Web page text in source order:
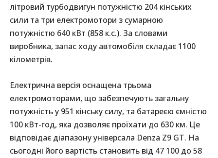
літровий турбодвигун потужністю 204 кінських
сили та три електромотори з сумарною
потужністю 640 кВт (858 к.с.). За словами
виробника, запас ходу автомобіля складає 1100
кілометрів.
Електрична версія оснащена трьома
електромоторами, що забезпечують загальну
потужність у 951 кінську силу, та батареєю ємністю
100 кВт-год, яка дозволяє проїхати до 630 км. Це
відповідає діапазону універсала Denza Z9 GT. На
сьогодні його вартість становить від 47 100 до 58